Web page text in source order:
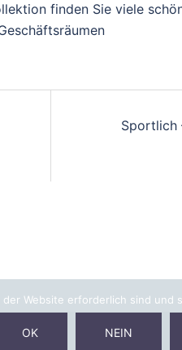
finden Sie viele
Sportlich
Website erforderlich sind
OK NEIN